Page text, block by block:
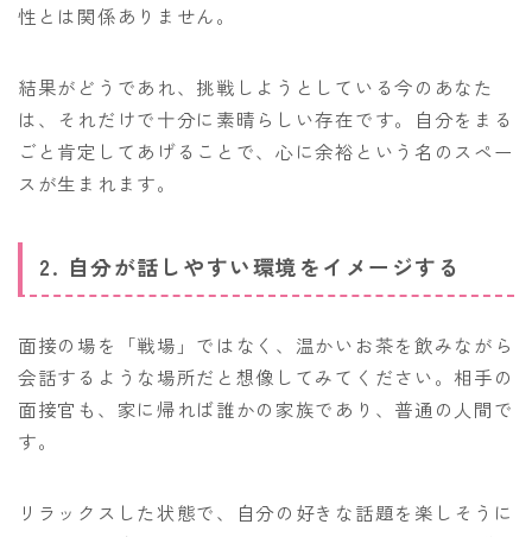
性とは関係ありません。
結果がどうであれ、挑戦しようとしている今のあなた
は、それだけで十分に素晴らしい存在です。自分をまる
ごと肯定してあげることで、心に余裕という名のスペー
スが生まれます。
2. 自分が話しやすい環境をイメージする
面接の場を「戦場」ではなく、温かいお茶を飲みながら
会話するような場所だと想像してみてください。相手の
面接官も、家に帰れば誰かの家族であり、普通の人間で
す。
リラックスした状態で、自分の好きな話題を楽しそうに